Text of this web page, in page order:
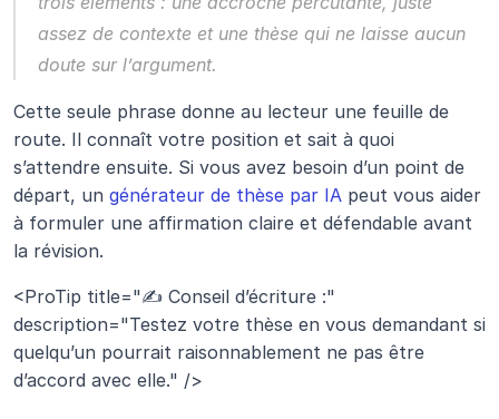
assez de contexte et une thèse qui ne laisse aucun
doute sur l’argument.
Cette seule phrase donne au lecteur une feuille de
route. Il connaît votre position et sait à quoi
s’attendre ensuite. Si vous avez besoin d’un point de
départ, un générateur de thèse par IA peut vous aider
à formuler une affirmation claire et défendable avant
la révision.
<ProTip title="✍️ Conseil d’écriture :"
description="Testez votre thèse en vous demandant si
quelqu’un pourrait raisonnablement ne pas être
d’accord avec elle." />